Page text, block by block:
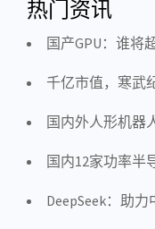
热门资讯
国产GPU：谁将
千亿市值，寒武
国内外人形机器
国内12家功率半
DeepSeek：助